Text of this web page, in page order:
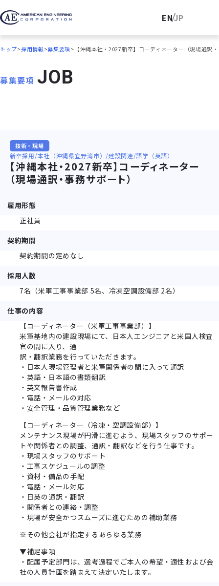
ENJP
トップ 採用情報 募集要項 【沖縄本社・2027新卒】コーディネーター（現場通訳
募集要項 JOB
技術・現場
新卒採用 本社（沖縄県宜野湾市） 建設関連 語学（英語）
【沖縄本社・2027新卒】コーディネーター
（現場通訳・事務サポート）
雇用形態
正社員
契約期間
契約期間の定めなし
採用人数
7名（米軍工事事業部 5名、冷凍空調設備部 2名）
仕事の内容
【コーディネーター（米軍工事事業部）】
米軍基地内の建設現場にて、日本人エンジニアと米国人検査
官の間に入り、通
訳・翻訳業務を行っていただきます。
・日本人現場管理者と米軍関係者の間に入って通訳
・英語・日本語の書類翻訳
・英文報告書作成
・電話・メールの対応
・安全管理・品質管理業務など
【コーディネーター（冷凍・空調設備部）】
メンテナンス現場が円滑に進むよう、現場スタッフのサポー
トや関係者との調整、通訳・翻訳などを行う仕事です。
・現場スタッフのサポート
・工事スケジュールの調整
・資材・備品の手配
・電話・メール対応
・日英の通訳・翻訳
・関係者との連絡・調整
・現場が安全かつスムーズに進むための補助業務
※その他会社が指定するあらゆる業務
▼補足事項
・配属予定部門は、選考過程でご本人の希望・適性および会
社の人員計画を踏まえて決定いたします。